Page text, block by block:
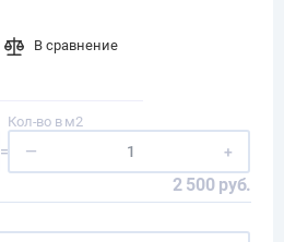
В сравнение
=
Кол-во в м2
—
+
2 500 руб.